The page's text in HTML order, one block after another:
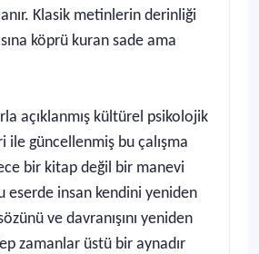
Klasik metinlerin derinliği
köprü kuran sade ama
açıklanmış kültürel psikolojik
ile güncellenmiş bu çalışma
bir kitap değil bir manevi
eserde insan kendini yeniden
ve davranışını yeniden
zamanlar üstü bir aynadır